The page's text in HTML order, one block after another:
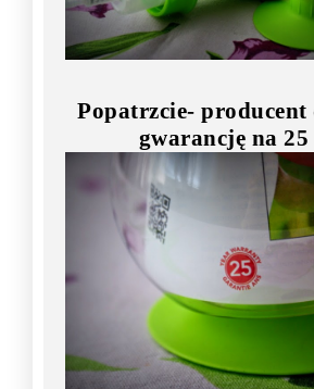
Popatrzcie- producent
gwarancję na